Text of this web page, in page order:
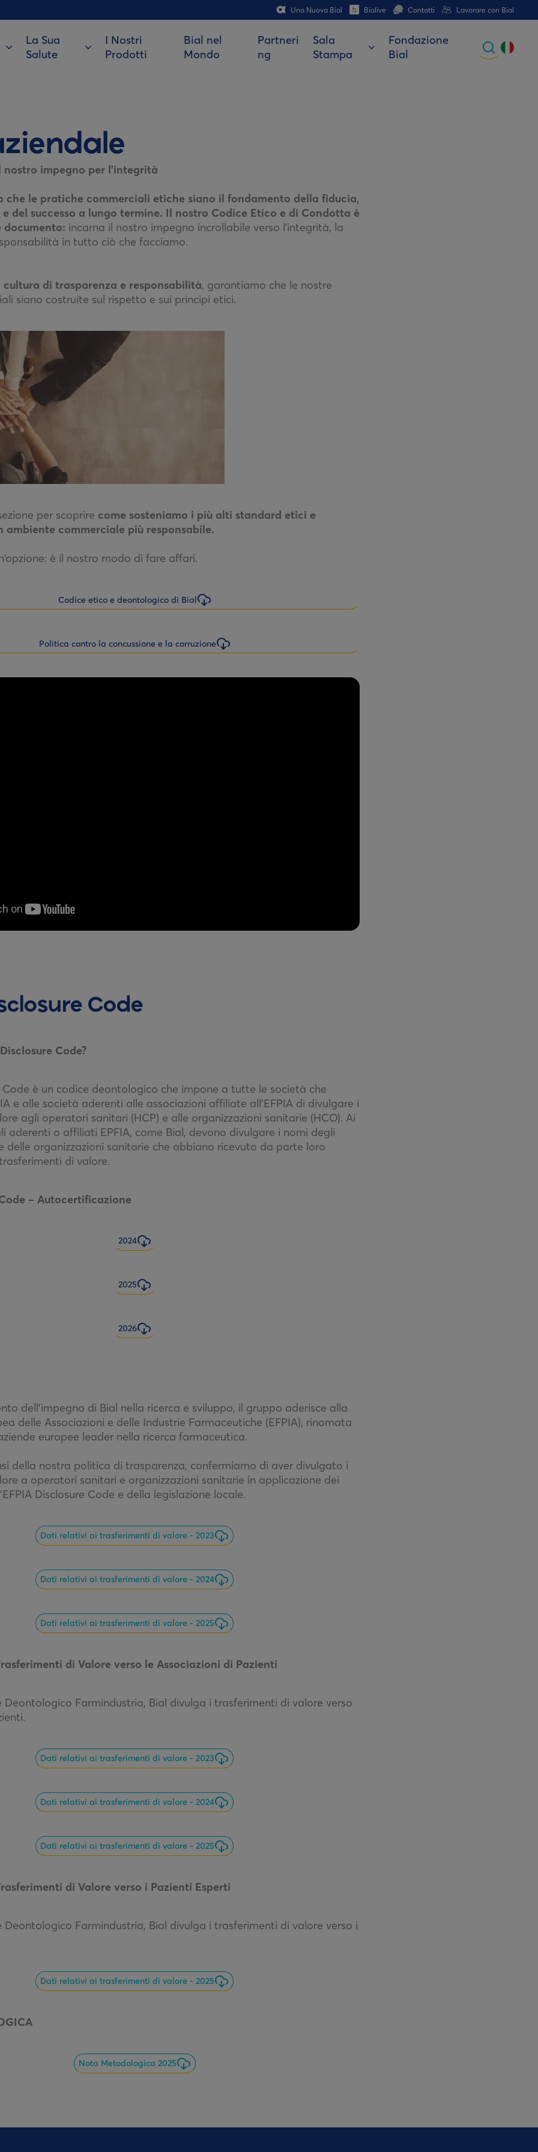
Una Nuova Bial Bialive Contatti Lavorare con Bial
La Sua
Salute
I Nostri
Prodotti
Bial nel
Mondo
Partneri
ng
Sala
Stampa
Fondazione
Bial
nostro impegno per l'integrità
che le pratiche commerciali etiche siano il fondamento della fiducia,
del successo a lungo termine. Il nostro Codice Etico e di Condotta è
documento: incarna il nostro impegno incrollabile verso l'integrità, la
in tutto ciò che facciamo.
cultura di trasparenza e responsabilità, garantiamo che le nostre
siano costruite sul rispetto e sui principi etici.
per scoprire come sosteniamo i più alti standard etici e
ambiente commerciale più responsabile.
è il nostro modo di fare affari.
Codice etico e deontologico di Bial
Politica contro la concussione e la corruzione
Code
Code?
Code è un codice deontologico che impone a tutte le società che
e alle società aderenti alle associazioni affiliate all’EFPIA di divulgare i
agli operatori sanitari (HCP) e alle organizzazioni sanitarie (HCO). Ai
aderenti o affiliati EPFIA, come Bial, devono divulgare i nomi degli
delle organizzazioni sanitarie che abbiano ricevuto da parte loro
di valore.
– Autocertificazione
2024
2025
2026
dell’impegno di Bial nella ricerca e sviluppo, il gruppo aderisce alla
delle Associazioni e delle Industrie Farmaceutiche (EFPIA), rinomata
europee leader nella ricerca farmaceutica.
della nostra politica di trasparenza, confermiamo di aver divulgato i
a operatori sanitari e organizzazioni sanitarie in applicazione dei
Disclosure Code e della legislazione locale.
Dati relativi ai trasferimenti di valore - 2023
Dati relativi ai trasferimenti di valore - 2024
Dati relativi ai trasferimenti di valore - 2025
di Valore verso le Associazioni di Pazienti
Deontologico Farmindustria, Bial divulga i trasferimenti di valore verso
Dati relativi ai trasferimenti di valore - 2023
Dati relativi ai trasferimenti di valore - 2024
Dati relativi ai trasferimenti di valore - 2025
di Valore verso i Pazienti Esperti
Deontologico Farmindustria, Bial divulga i trasferimenti di valore verso i
Dati relativi ai trasferimenti di valore - 2025
Nota Metodologica 2025